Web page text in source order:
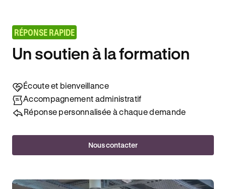
RÉPONSE RAPIDE
Un soutien à la formation
Écoute et bienveillance
Accompagnement administratif
Réponse personnalisée à chaque demande
Nous contacter